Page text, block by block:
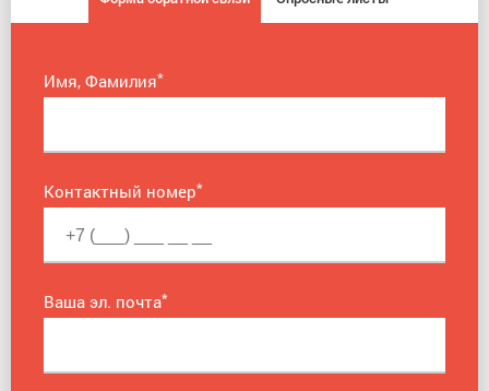
Имя, Фамилия*
Контактный номер*
Ваша эл. почта*